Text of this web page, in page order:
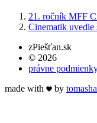
21. ročník MFF
Cinematik uvedie
zPiešťan.sk
© 2026
právne
made with
by tomas